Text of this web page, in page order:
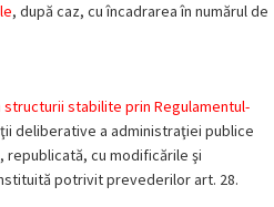
, după caz, cu încadrarea în numărul de
stabilite prin Regulamentul-
deliberative a administraţiei publice
republicată, cu modificările şi
potrivit prevederilor art. 28.